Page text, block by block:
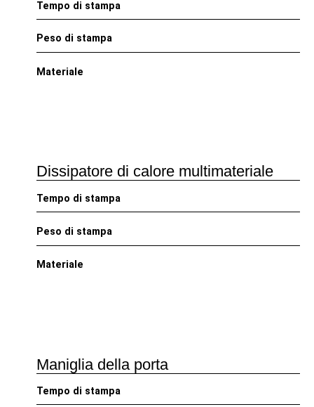
Tempo di stampa
Peso di stampa
Materiale
Dissipatore di calore multimateriale
Tempo di stampa
Peso di stampa
Materiale
Maniglia della porta
Tempo di stampa